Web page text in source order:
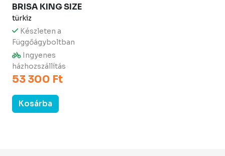
BRISA KING SIZE
türkiz
Készleten a
Függőágyboltban
Ingyenes
házhozszállítás
53 300 Ft
Kosárba